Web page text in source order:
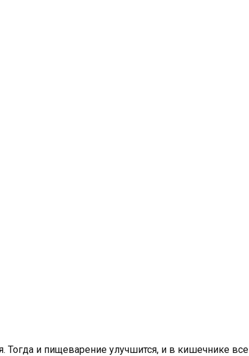
Тогда и пищеварение улучшится, и в кишечнике все